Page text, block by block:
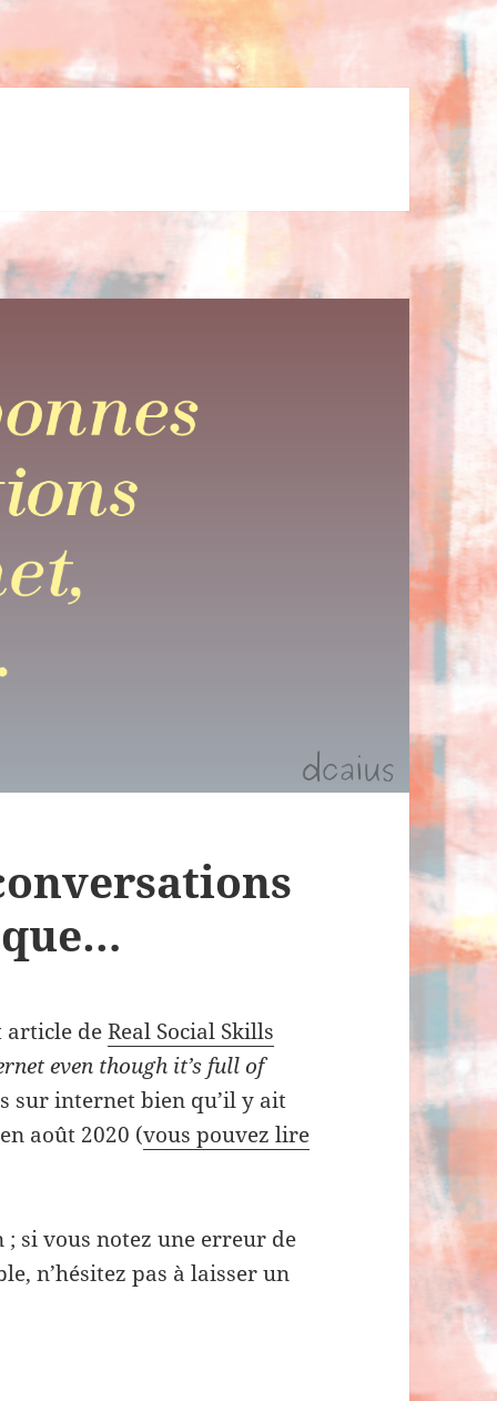
article deReal Social Skills
even though it’s full of
sur internet bien qu’il y ait
août 2020 (vous pouvez lire
si vous notez une erreur de
n’hésitez pas à laisser un
conversations sur internet bien que…